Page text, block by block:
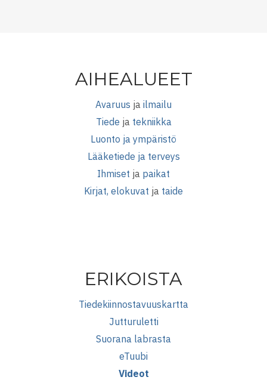
AIHEALUEET
Avaruus ja ilmailu
Tiede ja tekniikka
Luonto ja ympäristö
Lääketiede ja terveys
Ihmiset ja paikat
Kirjat, elokuvat ja taide
ERIKOISTA
Tiedekiinnostavuuskartta
Jutturuletti
Suorana labrasta
eTuubi
Videot